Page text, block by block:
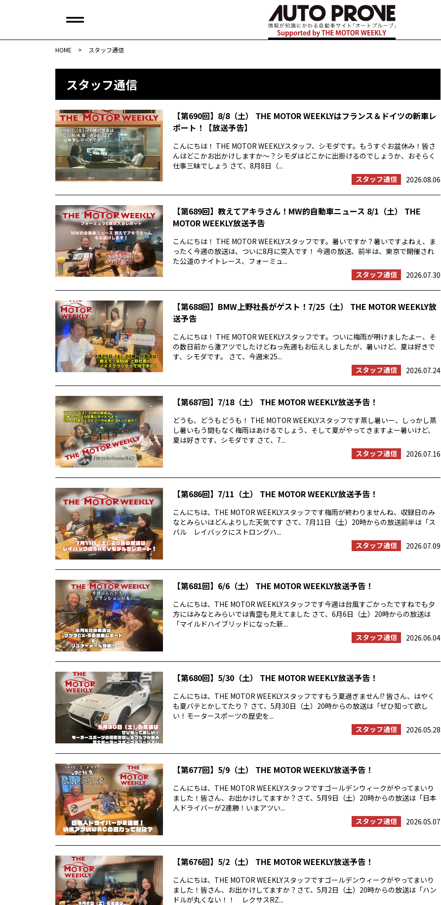
HOME > スタッフ通信
スタッフ通信
【第690回】8/8（土） THE MOTOR WEEKLYはフランス＆ドイツの新車レ
ポート！【放送予告】
こんにちは！ THE MOTOR WEEKLYスタッフ、シモダです。もうすぐお盆休み！皆さ
んはどこかお出かけしますか〜？シモダはどこかに出掛けるのでしょうか、おそらく
仕事三昧でしょう さて、8月8日（...
スタッフ通信
2026.08.06
【第689回】教えてアキラさん！MW的自動車ニュース 8/1（土） THE
MOTOR WEEKLY放送予告
こんにちは！ THE MOTOR WEEKLYスタッフです。暑いですか？暑いですよねぇ、ま
ったく今週の放送は、ついに8月に突入です！ 今週の放送、前半は、東京で開催され
た公道のナイトレース、フォーミュ...
スタッフ通信
2026.07.30
【第688回】BMW上野社長がゲスト！7/25（土） THE MOTOR WEEKLY放
送予告
こんにちは！ THE MOTOR WEEKLYスタッフです。ついに梅雨が明けましたよー、そ
の数日前から激アツでしたけどねっ先週もお伝えしましたが、暑いけど、夏は好きで
す、シモダです。 さて、今週末25...
スタッフ通信
2026.07.24
【第687回】7/18（土） THE MOTOR WEEKLY放送予告！
どうも、どうもどうも！ THE MOTOR WEEKLYスタッフです蒸し暑いー、しっかし蒸
し暑いもう間もなく梅雨はあけるでしょう、そして夏がやってきますよー暑いけど、
夏は好きです、シモダです さて、7...
スタッフ通信
2026.07.16
【第686回】7/11（土） THE MOTOR WEEKLY放送予告！
こんにちは、THE MOTOR WEEKLYスタッフです梅雨が終わりませんね、収録日のみ
なとみらいはどんよりした天気です さて、7月11日（土）20時からの放送前半は「ス
バル レイバックにストロングハ...
スタッフ通信
2026.07.09
【第681回】6/6（土） THE MOTOR WEEKLY放送予告！
こんにちは、THE MOTOR WEEKLYスタッフです今週は台風すごかったですねでも夕
方にはみなとみらいでは青空も見えてました さて、6月6日（土）20時からの放送は
「マイルドハイブリッドになった新...
スタッフ通信
2026.06.04
【第680回】5/30（土） THE MOTOR WEEKLY放送予告！
こんにちは、THE MOTOR WEEKLYスタッフですもう夏過ぎません!? 皆さん、はやく
も夏バテとかしてたり？ さて、5月30日（土）20時からの放送は「ぜひ知って欲し
い！モータースポーツの歴史を...
スタッフ通信
2026.05.28
【第677回】5/9（土） THE MOTOR WEEKLY放送予告！
こんにちは、THE MOTOR WEEKLYスタッフですゴールデンウィークがやってまいり
ました！皆さん、お出かけしてますか？さて、5月9日（土）20時からの放送は「日本
人ドライバーが2連勝！いまアツい...
スタッフ通信
2026.05.07
【第676回】5/2（土） THE MOTOR WEEKLY放送予告！
こんにちは、THE MOTOR WEEKLYスタッフですゴールデンウィークがやってまいり
ました！皆さん、お出かけしてますか？さて、5月2日（土）20時からの放送は「ハン
ドルが丸くない！！ レクサスRZ...